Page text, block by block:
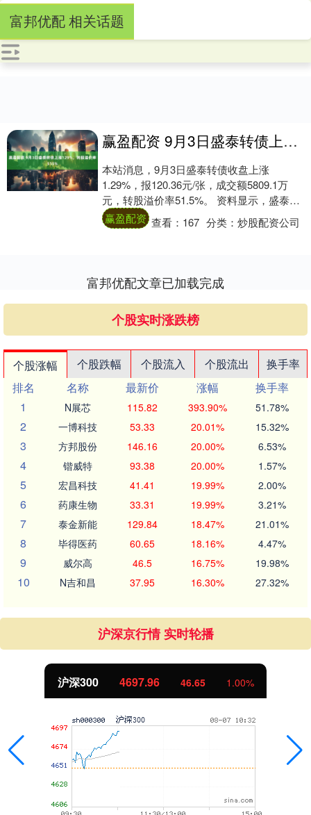
富邦优配 相关话题
赢盈配资 9月3日盛泰转债上涨129%，转股溢价率515%
本站消息，9月3日盛泰转债收盘上涨
1.29%，报120.36元/张，成交额5809.1万
元，转股溢价率51.5%。 资料显示，盛泰转
债信用级别为“AA”，债券期....
赢盈配资 查看： 167 分类：炒股配资公司
富邦优配文章已加载完成
个股实时涨跌榜
个股涨幅 个股跌幅 个股流入 个股流出
换手率
排名
名称 最新价 涨幅
换手率
1
N展芯 115.82 393.90% 51.78%
2 一博科技 53.33 20.01% 15.32%
3 方邦股份 146.16 20.00% 6.53%
4 锴威特 93.38 20.00% 1.57%
5 宏昌科技 41.41 19.99% 2.00%
6 药康生物 33.31 19.99% 3.21%
7 泰金新能 129.84 18.47% 21.01%
8 毕得医药 60.65 18.16% 4.47%
9 威尔高 46.5 16.75% 19.98%
10 N吉和昌 37.95 16.30% 27.32%
沪深京行情 实时轮播
沪深300 4697.96 46.65 1.00%